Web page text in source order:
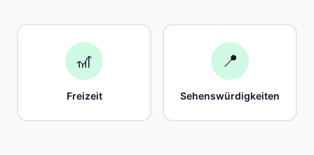
🎢
Freizeit
📍
Sehenswürdigkeiten